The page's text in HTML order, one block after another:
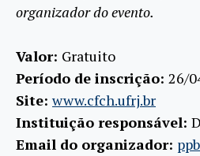
organizador do evento.
Valor: Gratuito
Período de inscrição: 26/
Site:www.cfch.ufrj.br
Instituição responsável:
Email do organizador: